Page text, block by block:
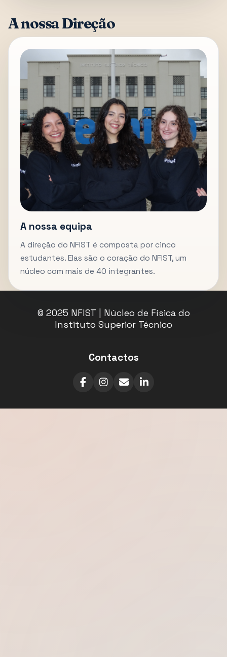
A nossa Direção
A nossa equipa
A direção do NFIST é composta por cinco
estudantes. Elas são o coração do NFIST, um
núcleo com mais de 40 integrantes.
© 2025 NFIST | Núcleo de Física do
Instituto Superior Técnico
Contactos